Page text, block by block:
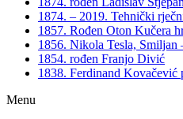
1874. – 2019. Tehnički
1857. Rođen Oton Kučera
1856. Nikola Tesla, Smiljan
1854. rođen Franjo Divić
1838. Ferdinand
Menu